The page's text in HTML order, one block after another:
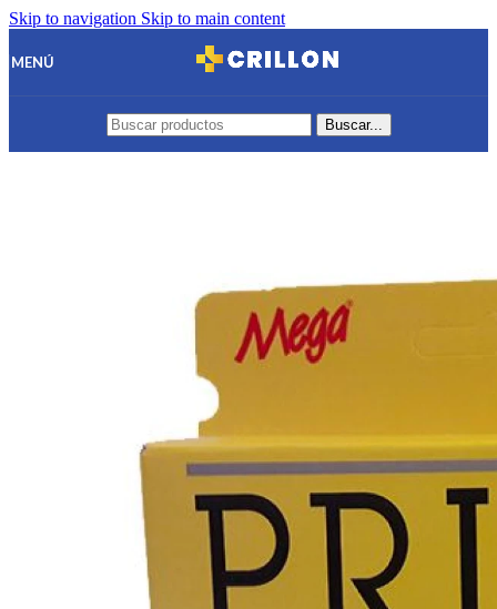
Skip to navigation Skip to main content
MENÚ
Buscar...